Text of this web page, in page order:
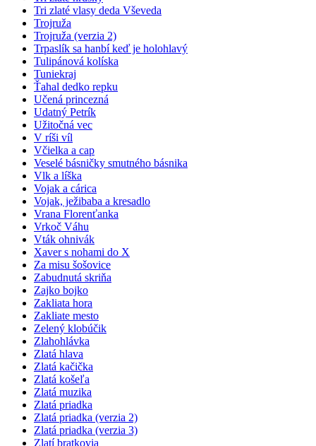
Tri zlaté vlasy deda Vševeda
Trojruža
Trojruža (verzia 2)
Trpaslík sa hanbí keď je holohlavý
Tulipánová kolíska
Tuniekraj
Ťahal dedko repku
Učená princezná
Udatný Petrík
Užitočná vec
V ríši víl
Včielka a cap
Veselé básničky smutného básnika
Vlk a líška
Vojak a cárica
Vojak, ježibaba a kresadlo
Vrana Florenťanka
Vrkoč Váhu
Vták ohnivák
Xaver s nohami do X
Za misu šošovice
Zabudnutá skriňa
Zajko bojko
Zakliata hora
Zakliate mesto
Zelený klobúčik
Zlahohlávka
Zlatá hlava
Zlatá kačička
Zlatá košeľa
Zlatá muzika
Zlatá priadka
Zlatá priadka (verzia 2)
Zlatá priadka (verzia 3)
Zlatí bratkovia